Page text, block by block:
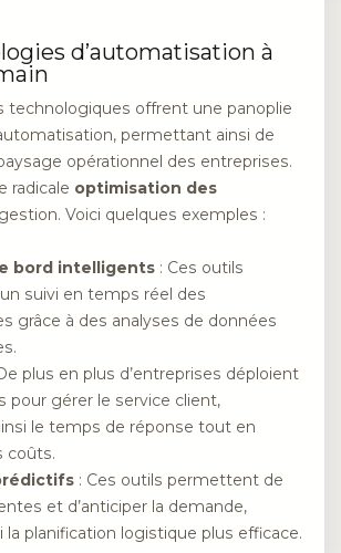
d’automatisation à
technologiques offrent une panoplie
permettant ainsi de
opérationnel des entreprises.
radicale optimisation des
Voici quelques exemples :
bord intelligents : Ces outils
suivi en temps réel des
grâce à des analyses de données
plus en plus d’entreprises déploient
pour gérer le service client,
le temps de réponse tout en
coûts.
: Ces outils permettent de
et d’anticiper la demande,
la planification logistique plus efficace.